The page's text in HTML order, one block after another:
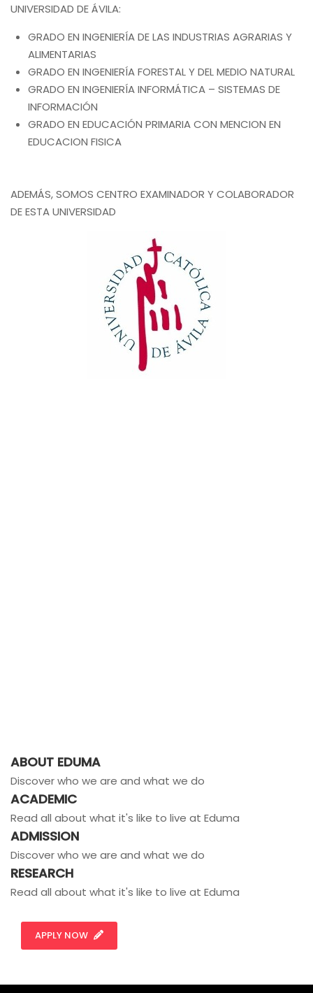
UNIVERSIDAD DE ÁVILA:
GRADO EN INGENIERÍA DE LAS INDUSTRIAS AGRARIAS Y
ALIMENTARIAS
GRADO EN INGENIERÍA FORESTAL Y DEL MEDIO NATURAL
GRADO EN INGENIERÍA INFORMÁTICA – SISTEMAS DE
INFORMACIÓN
GRADO EN EDUCACIÓN PRIMARIA CON MENCION EN
EDUCACION FISICA
ADEMÁS, SOMOS CENTRO EXAMINADOR Y COLABORADOR
DE ESTA UNIVERSIDAD
ABOUT EDUMA
Discover who we are and what we do
ACADEMIC
Read all about what it's like to live at Eduma
ADMISSION
Discover who we are and what we do
RESEARCH
Read all about what it's like to live at Eduma
APPLY NOW